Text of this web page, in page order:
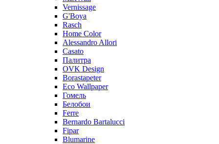
Vernissage
G'Boya
Rasch
Home Color
Alessandro Allori
Casato
Палитра
OVK Design
Borastapeter
Eco Wallpaper
Гомель
Белобои
Ferre
Bernardo Bartalucci
Fipar
Blumarine